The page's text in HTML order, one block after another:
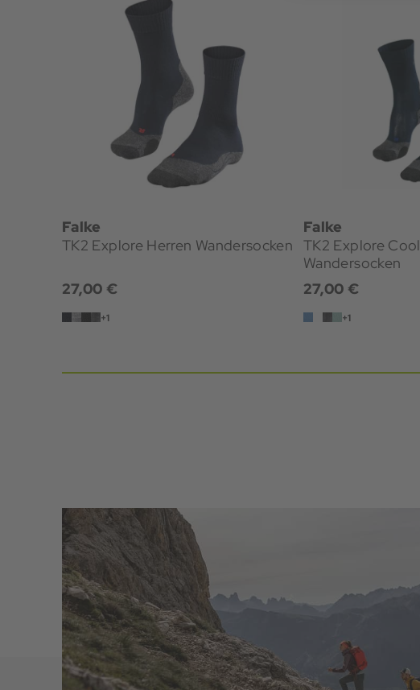
Falke
TK2 Explore Herren Wandersocken
27,00 €
+1
Falke
TK2 Explore Cool Damen
Wandersocken
27,00 €
+1